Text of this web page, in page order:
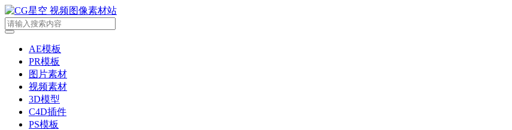
AE模板
PR模板
图片素材
视频素材
3D模型
C4D插件
PS模板